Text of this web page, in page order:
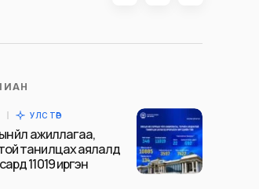
УЛС ТӨР
үйл ажиллагаа,
танилцах аялалд
11019 иргэн